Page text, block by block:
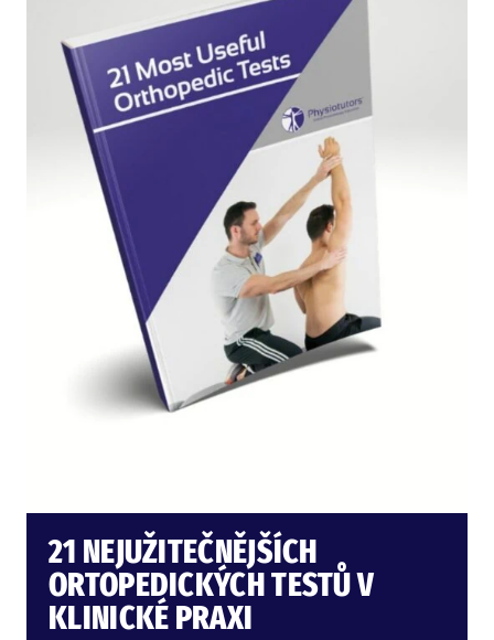
21 NEJUŽITEČNĚJŠÍCH
ORTOPEDICKÝCH TESTŮ V
KLINICKÉ PRAXI